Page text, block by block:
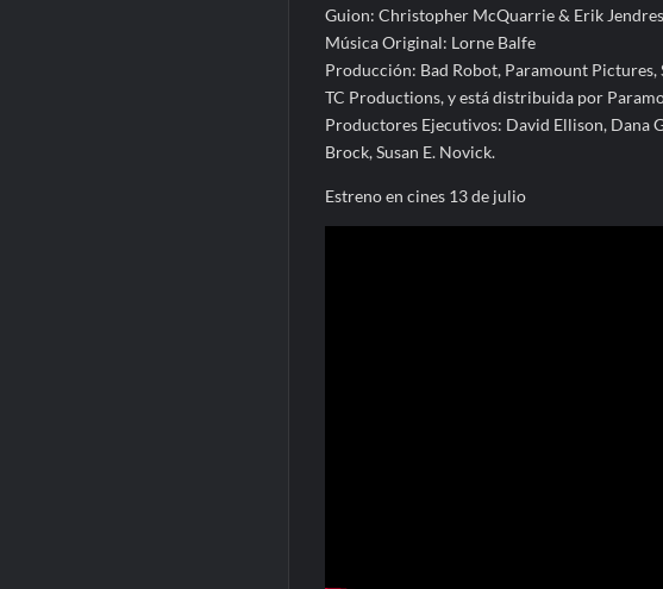
Guion: Christopher McQuarrie & Erik
Música Original: Lorne Balfe
Producción: Bad Robot, Paramount
TC Productions, y está distribuida por
Productores Ejecutivos: David Ellison, Dana
Brock, Susan E. Novick.
Estreno en cines 13 de julio